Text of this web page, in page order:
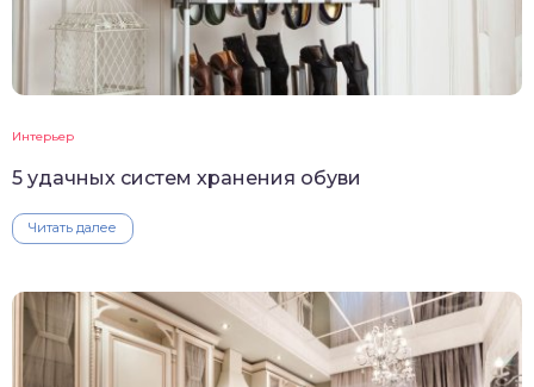
Интерьер
5 удачных систем хранения обуви
Читать далее